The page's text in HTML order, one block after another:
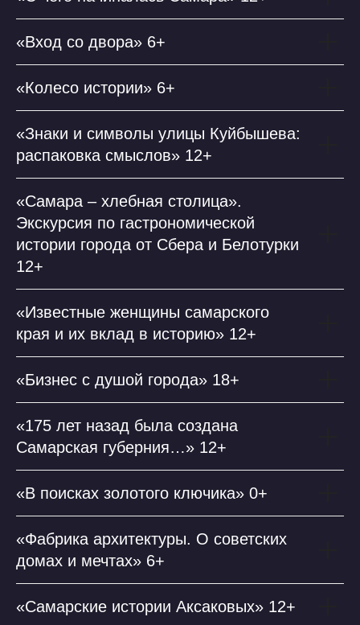
«Вход со двора» 6+
«Колесо истории» 6+
«Знаки и символы улицы Куйбышева:
распаковка смыслов» 12+
«Самара – хлебная столица».
Экскурсия по гастрономической
истории города от Сбера и Белотурки
12+
«Известные женщины самарского
края и их вклад в историю» 12+
«Бизнес с душой города» 18+
«175 лет назад была создана
Самарская губерния…» 12+
«В поисках золотого ключика» 0+
«Фабрика архитектуры. О советских
домах и мечтах» 6+
«Самарские истории Аксаковых» 12+